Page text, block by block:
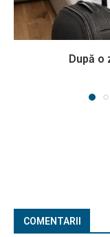
După o
COMENTARII